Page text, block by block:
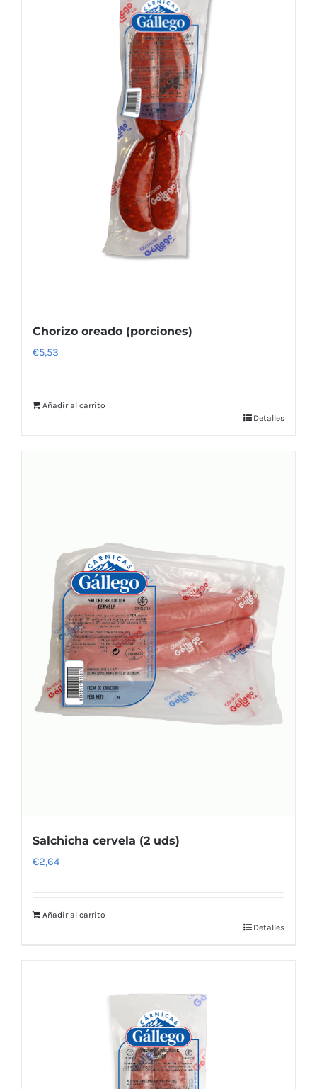
Chorizo oreado (porciones)
€5,53
Añadir al carrito
Detalles
Salchicha cervela (2 uds)
€2,64
Añadir al carrito
Detalles